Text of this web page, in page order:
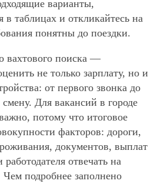
варианты,
в таблицах и откликайтесь на
понятны до поездки.
вахтового поиска —
не только зарплату, но и
от первого звонка до
Для вакансий в городе
потому что итоговое
факторов: дороги,
документов, выплат
отвечать на
подробнее заполнено